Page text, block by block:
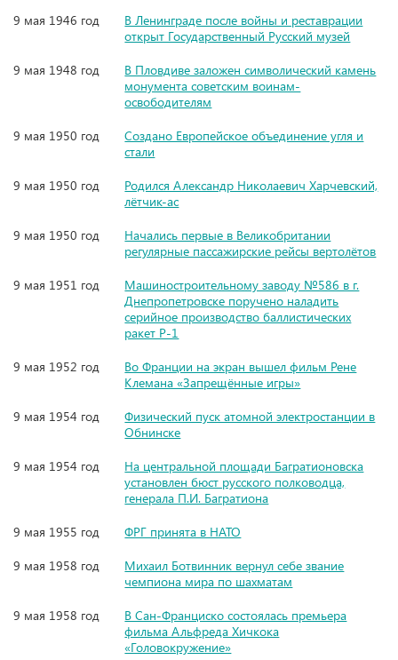
9 мая 1946 год
В Ленинграде после войны и реставрации
открыт Государственный Русский музей
9 мая 1948 год
В Пловдиве заложен символический камень
монумента советским воинам-
освободителям
9 мая 1950 год
Создано Европейское объединение угля и
стали
9 мая 1950 год
Родился Александр Николаевич Харчевский,
лётчик-ас
9 мая 1950 год
Начались первые в Великобритании
регулярные пассажирские рейсы вертолётов
9 мая 1951 год
Машиностроительному заводу №586 в г.
Днепропетровске поручено наладить
серийное производство баллистических
ракет Р-1
9 мая 1952 год
Во Франции на экран вышел фильм Рене
Клемана «Запрещённые игры»
9 мая 1954 год
Физический пуск атомной электростанции в
Обнинске
9 мая 1954 год
На центральной площади Багратионовска
установлен бюст русского полководца,
генерала П.И. Багратиона
9 мая 1955 год
ФРГ принята в НАТО
9 мая 1958 год
Михаил Ботвинник вернул себе звание
чемпиона мира по шахматам
9 мая 1958 год
В Сан-Франциско состоялась премьера
фильма Альфреда Хичкока
«Головокружение»